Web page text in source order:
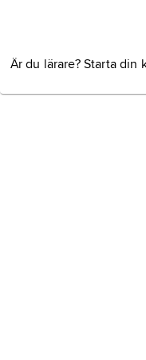
Är du lärare? Starta din